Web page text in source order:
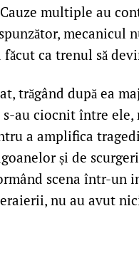
multiple au
mecanicul
ca trenul să
trăgând după ea
au ciocnit între ele,
a amplifica
și de
scena într-un
nu au avut